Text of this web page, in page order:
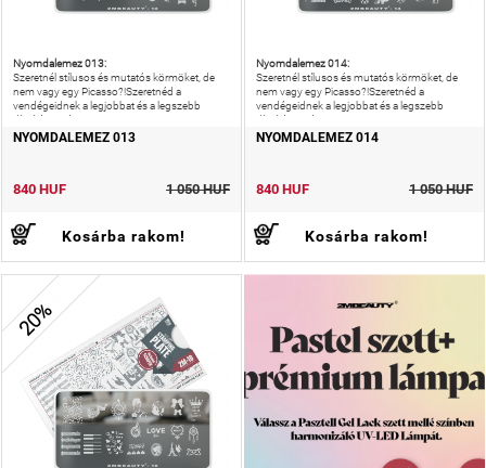
Nyomdalemez 013:
Szeretnél stílusos és mutatós körmöket, de
nem vagy egy Picasso?!Szeretnéd a
vendégeidnek a legjobbat és a legszebb
díszítést nyújtani?!
NYOMDALEMEZ 013
840 HUF 1 050 HUF
Kosárba rakom!
Nyomdalemez 014:
Szeretnél stílusos és mutatós körmöket, de
nem vagy egy Picasso?!Szeretnéd a
vendégeidnek a legjobbat és a legszebb
díszítést nyújtani?!
NYOMDALEMEZ 014
840 HUF 1 050 HUF
Kosárba rakom!
20%